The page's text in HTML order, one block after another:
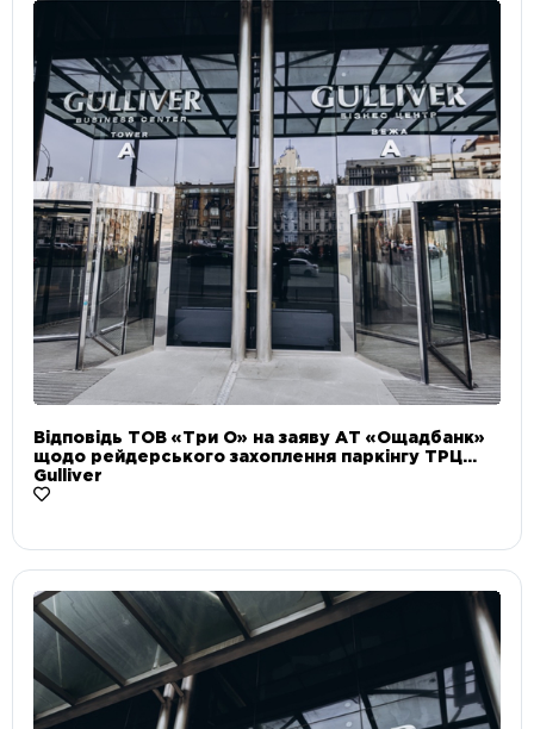
Відповідь ТОВ «Три О» на заяву АТ «Ощадбанк»
щодо рейдерського захоплення паркінгу ТРЦ
Gulliver